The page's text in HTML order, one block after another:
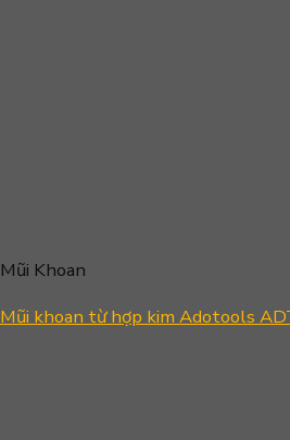
Mũi Khoan
Mũi khoan từ hợp kim Adotools